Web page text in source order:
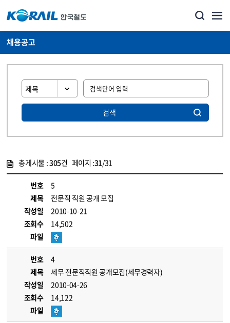
채용공고
검색
총게시물 :305건 페이지 :31/31
번호
5
제목
전문직 직원 공개 모집
작성일
2010-10-21
조회수
14,502
파일
번호
4
제목
세무 전문직직원 공개모집(세무경력자)
작성일
2010-04-26
조회수
14,122
파일